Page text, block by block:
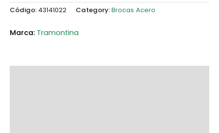
Código:43141022 Category:Brocas Acero
Tramontina